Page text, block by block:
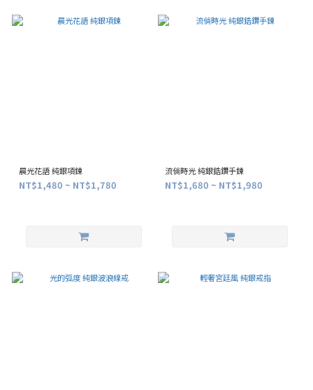
晨光花語 純銀項鍊
NT$1,480 ~ NT$1,780
流倘時光 純銀鋯鑽手鍊
NT$1,680 ~ NT$1,980